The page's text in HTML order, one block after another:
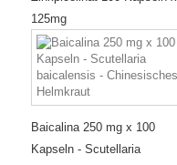
125mg
Baicalina 250 mg x 100
Kapseln - Scutellaria